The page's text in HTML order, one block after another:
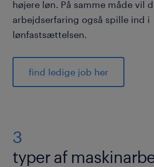
højere løn. På samme måde vil
arbejdserfaring også spille ind i
lønfastsættelsen.
find ledige job her
3
typer af